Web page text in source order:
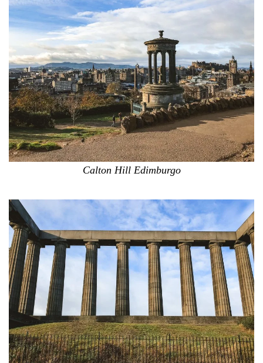
Calton Hill Edimburgo